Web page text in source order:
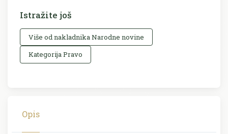
Istražite još
Više od nakladnika Narodne novine
Kategorija Pravo
Opis